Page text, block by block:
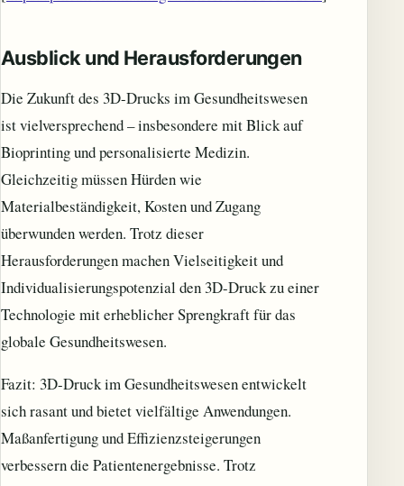
Ausblick und Herausforderungen
Die Zukunft des 3D-Drucks im Gesundheitswesen
ist vielversprechend – insbesondere mit Blick auf
Bioprinting und personalisierte Medizin.
Gleichzeitig müssen Hürden wie
Materialbeständigkeit, Kosten und Zugang
überwunden werden. Trotz dieser
Herausforderungen machen Vielseitigkeit und
Individualisierungspotenzial den 3D-Druck zu einer
Technologie mit erheblicher Sprengkraft für das
globale Gesundheitswesen.
Fazit: 3D-Druck im Gesundheitswesen entwickelt
sich rasant und bietet vielfältige Anwendungen.
Maßanfertigung und Effizienzsteigerungen
verbessern die Patientenergebnisse. Trotz